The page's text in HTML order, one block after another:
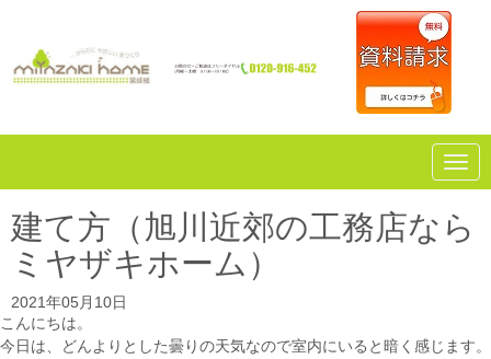
N
a
i
g
建て方（旭川近郊の工務店なら
ミヤザキホーム）
2021年05月10日
こんにちは。
今日は、どんよりとした曇りの天気なので室内にいると暗く感じます。